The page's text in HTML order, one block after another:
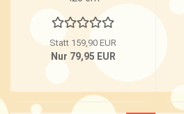
Statt 159,90 EUR
Nur 79,95 EUR